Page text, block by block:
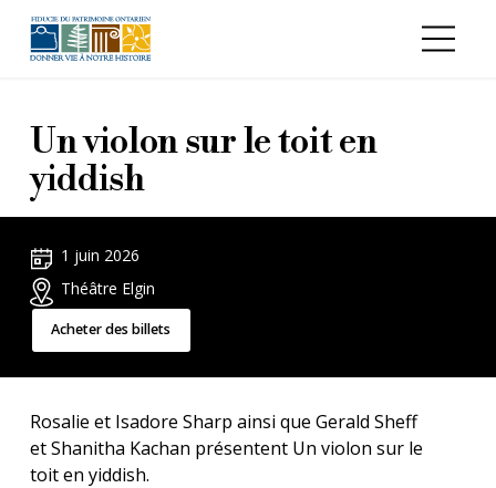
Un violon sur le toit en
yiddish
1 juin 2026
Théâtre Elgin
Acheter des billets
Rosalie et Isadore Sharp ainsi que Gerald Sheff
et Shanitha Kachan présentent Un violon sur le
toit en yiddish.